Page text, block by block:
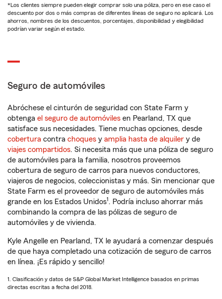
*Los clientes siempre pueden elegir comprar solo una póliza, pero en ese caso el
descuento por dos o más compras de diferentes líneas de seguro no aplicará. Los
ahorros, nombres de los descuentos, porcentajes, disponibilidad y elegibilidad
podrían variar según el estado.
Seguro de automóviles
Abróchese el cinturón de seguridad con State Farm y
obtenga el seguro de automóviles en Pearland, TX que
satisface sus necesidades. Tiene muchas opciones, desde
cobertura contra choques y amplia hasta de alquiler y de
viajes compartidos. Si necesita más que una póliza de seguro
de automóviles para la familia, nosotros proveemos
cobertura de seguro de carros para nuevos conductores,
viajeros de negocios, coleccionistas y más. Sin mencionar que
State Farm es el proveedor de seguro de automóviles más
grande en los Estados Unidos1 . Podría incluso ahorrar más
combinando la compra de las pólizas de seguro de
automóviles y de vivienda.
Kyle Angelle en Pearland, TX le ayudará a comenzar después
de que haya completado una cotización de seguro de carros
en línea. ¡Es rápido y sencillo!
1. Clasificación y datos de S&P Global Market Intelligence basados en primas
directas escritas a fecha del 2018.